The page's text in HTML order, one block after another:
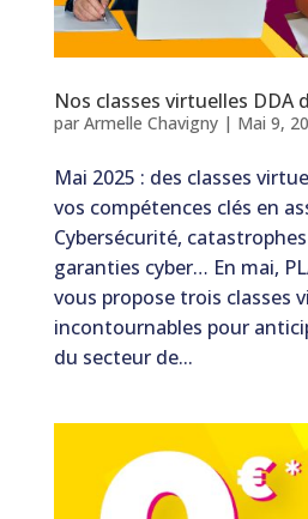
Nos classes virtuelles DDA
par Armelle Chavigny| Mai 9,
Mai 2025 : des classes
vos compétences clés en
Cybersécurité,
garanties cyber… En mai,
vous propose trois classes
incontournables pour
du secteur de...